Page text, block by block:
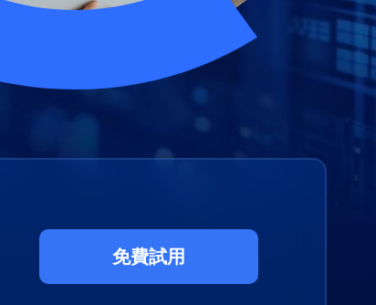
(線上) Vocal Remover
免費試用